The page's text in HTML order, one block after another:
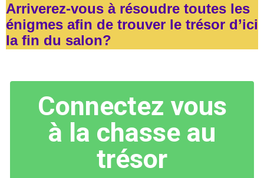
Arriverez-vous à résoudre toutes les
énigmes afin de trouver le trésor d’ici
la fin du salon?
Connectez vous
à la chasse au
trésor